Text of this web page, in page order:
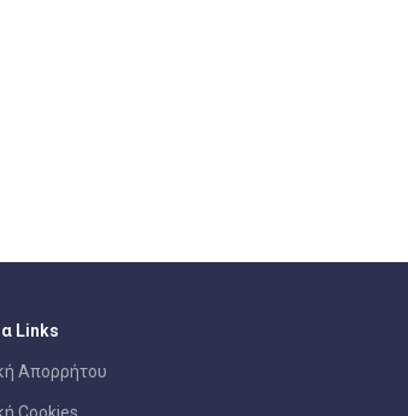
Links
Απορρήτου
Cookies